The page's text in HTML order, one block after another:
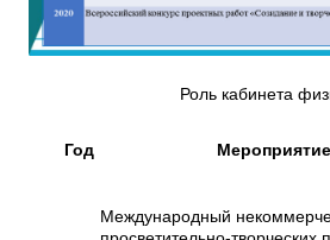
Роль кабинета
Год Мероприятие
Международный